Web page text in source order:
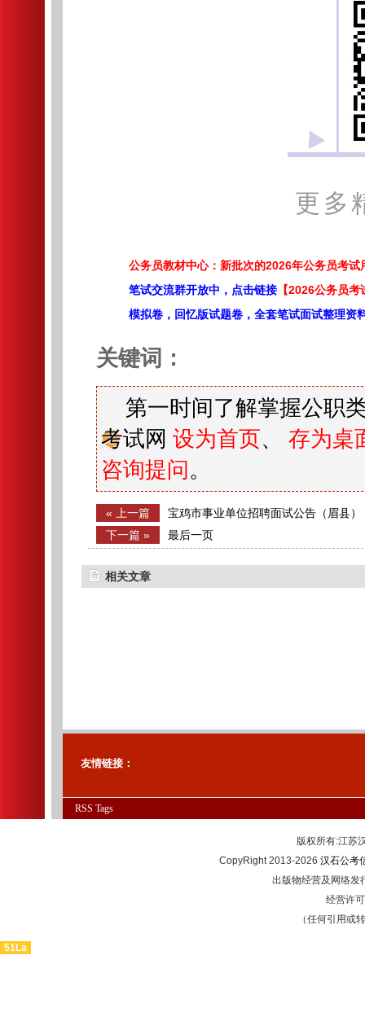
更多
公务员教材中心：新批次的2026年公务员考试
笔试交流群开放中，点击链接 【2026公务员
模拟卷，回忆版试题卷，全套笔试面试整理资
关键词：
第一时间了解掌握公职
考试网 设为首页、 存为桌
咨询提问 。
« 上一篇
宝鸡市事业单位招聘面试公告（眉县）
下一篇 »
最后一页
相关文章
友情链接：
RSS Tags
版权所有:江
CopyRight 2013-2026 汉石公考
出版物经营及网络发
经营许
（任何引用或
51La